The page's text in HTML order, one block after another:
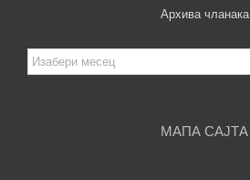
Архива чланака
Архива
чланака
МАПА САЈТА